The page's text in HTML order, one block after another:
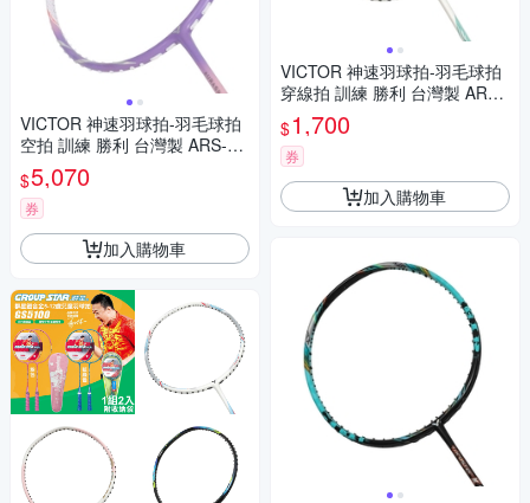
VICTOR 神速羽球拍-羽毛球拍
空拍 訓練 勝利 台灣製 ARS-90
F-J-4UG6 紫粉銀
$5,070
券
加入購物車
VICTOR 神速羽球拍-羽毛球拍
穿線拍 訓練 勝利 台灣製 ARS-
9-R-4U 白綠銀
$1,700
券
加入購物車